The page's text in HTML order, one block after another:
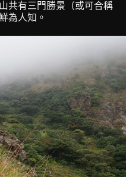
共有三門勝景（或可合稱
為人知。